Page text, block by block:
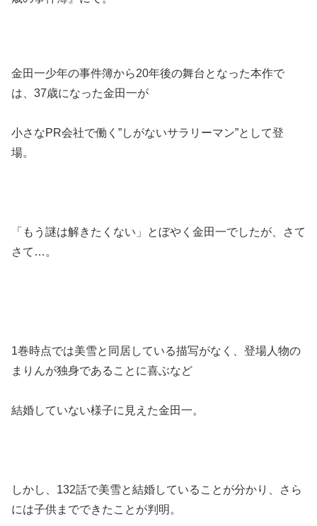
金田一少年の事件簿から20年後の舞台となった本作で
は、37歳になった金田一が
小さなPR会社で働く”しがないサラリーマン”として登
場。
「もう謎は解きたくない」とぼやく金田一でしたが、さて
さて…。
1巻時点では美雪と同居している描写がなく、登場人物の
まりんが独身であることに喜ぶなど
結婚していない様子に見えた金田一。
しかし、132話で美雪と結婚していることが分かり、さら
には子供までできたことが判明。